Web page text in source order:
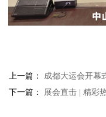
上一篇： 成都大运会开幕
下一篇：
展会直击 | 精彩